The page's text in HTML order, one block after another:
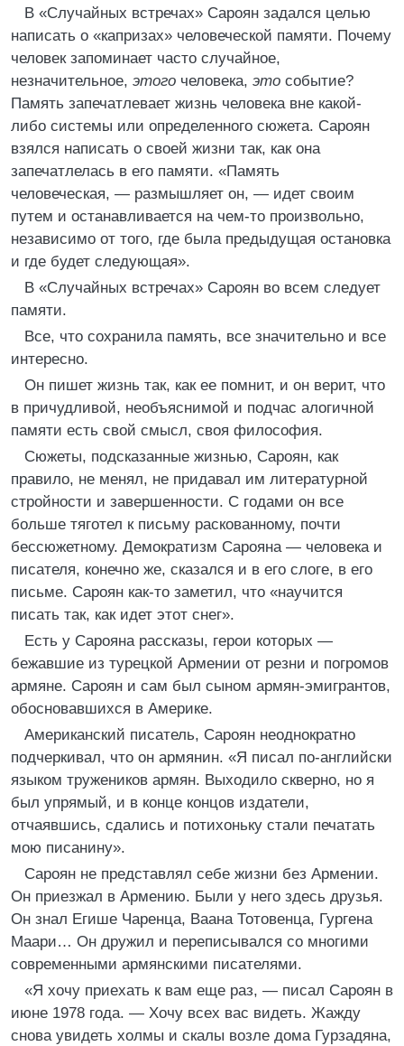
В «Случайных встречах» Сароян задался целью
написать о «капризах» человеческой памяти. Почему
человек запоминает часто случайное,
незначительное, этого человека, это событие?
Память запечатлевает жизнь человека вне какой-
либо системы или определенного сюжета. Сароян
взялся написать о своей жизни так, как она
запечатлелась в его памяти. «Память
человеческая, — размышляет он, — идет своим
путем и останавливается на чем-то произвольно,
независимо от того, где была предыдущая остановка
и где будет следующая».
В «Случайных встречах» Сароян во всем следует
памяти.
Все, что сохранила память, все значительно и все
интересно.
Он пишет жизнь так, как ее помнит, и он верит, что
в причудливой, необъяснимой и подчас алогичной
памяти есть свой смысл, своя философия.
Сюжеты, подсказанные жизнью, Сароян, как
правило, не менял, не придавал им литературной
стройности и завершенности. С годами он все
больше тяготел к письму раскованному, почти
бессюжетному. Демократизм Сарояна — человека и
писателя, конечно же, сказался и в его слоге, в его
письме. Сароян как-то заметил, что «научится
писать так, как идет этот снег».
Есть у Сарояна рассказы, герои которых —
бежавшие из турецкой Армении от резни и погромов
армяне. Сароян и сам был сыном армян-эмигрантов,
обосновавшихся в Америке.
Американский писатель, Сароян неоднократно
подчеркивал, что он армянин. «Я писал по-английски
языком тружеников армян. Выходило скверно, но я
был упрямый, и в конце концов издатели,
отчаявшись, сдались и потихоньку стали печатать
мою писанину».
Сароян не представлял себе жизни без Армении.
Он приезжал в Армению. Были у него здесь друзья.
Он знал Егише Чаренца, Ваана Тотовенца, Гургена
Маари… Он дружил и переписывался со многими
современными армянскими писателями.
«Я хочу приехать к вам еще раз, — писал Сароян в
июне 1978 года. — Хочу всех вас видеть. Жажду
снова увидеть холмы и скалы возле дома Гурзадяна,